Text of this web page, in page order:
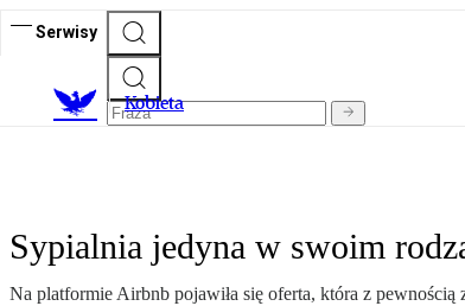
Serwisy
Kobieta
Sypialnia jedyna w swoim
Na platformie Airbnb pojawiła się oferta, która z